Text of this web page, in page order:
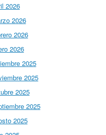
2026
2026
2026
2026
2025
2025
2025
2025
2025